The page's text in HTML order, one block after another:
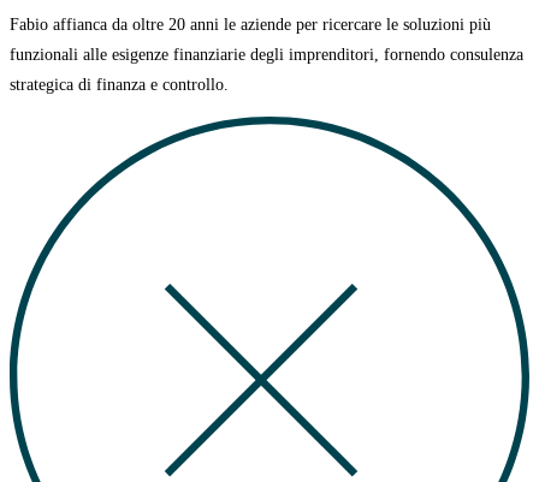
Fabio affianca da oltre 20 anni le aziende per ricercare le soluzioni più
funzionali alle esigenze finanziarie degli imprenditori, fornendo consulenza
strategica di finanza e controllo.